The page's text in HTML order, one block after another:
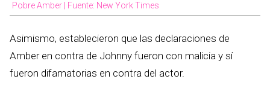
Pobre Amber | Fuente: New York Times
Asimismo, establecieron que las declaraciones de
Amber en contra de Johnny fueron con malicia y sí
fueron difamatorias en contra del actor.